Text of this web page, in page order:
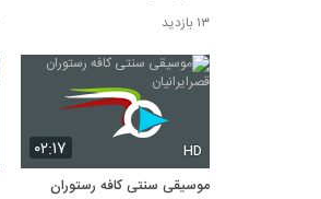
۱۳ بازدید
۰۲:۱۷ HD
موسیقی سنتی کافه رستوران